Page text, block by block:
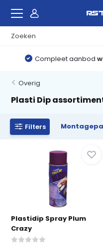
Compleet aanbod
Overig
Plasti Dip
Filters
Plastidip Spray Plum
Crazy